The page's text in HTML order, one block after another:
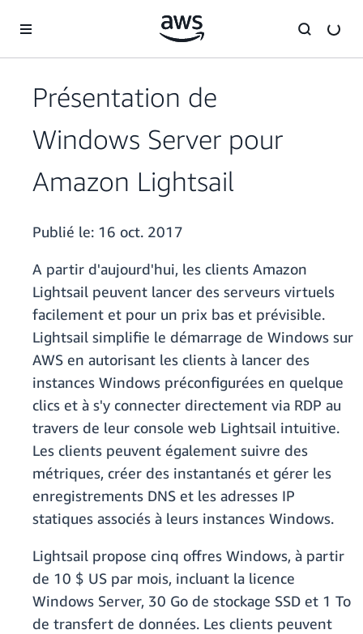
Présentation de
Windows Server pour
Amazon Lightsail
Publié le: 16 oct. 2017
A partir d'aujourd'hui, les clients Amazon
Lightsail peuvent lancer des serveurs virtuels
facilement et pour un prix bas et prévisible.
Lightsail simplifie le démarrage de Windows sur
AWS en autorisant les clients à lancer des
instances Windows préconfigurées en quelque
clics et à s'y connecter directement via RDP au
travers de leur console web Lightsail intuitive.
Les clients peuvent également suivre des
métriques, créer des instantanés et gérer les
enregistrements DNS et les adresses IP
statiques associés à leurs instances Windows.
Lightsail propose cinq offres Windows, à partir
de 10 $ US par mois, incluant la licence
Windows Server, 30 Go de stockage SSD et 1 To
de transfert de données. Les clients peuvent